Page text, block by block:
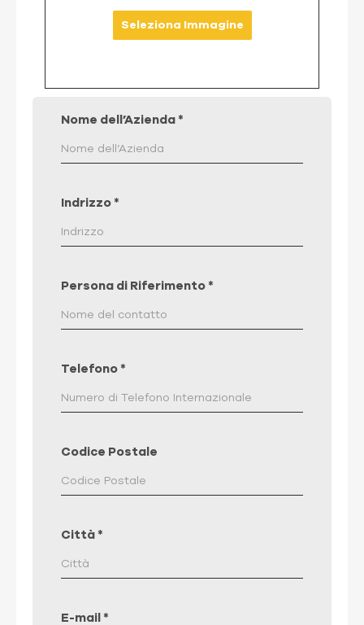
Seleziona Immagine
Nome dell’Azienda *
Indrizzo *
Persona di Riferimento *
Telefono *
Codice Postale
Città *
E-mail *